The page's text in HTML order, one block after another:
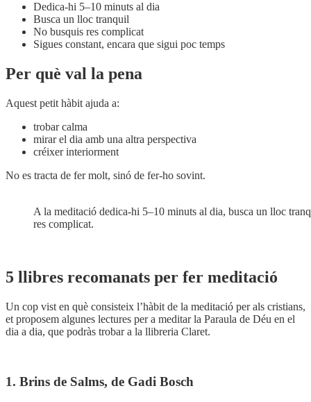
Dedica-hi 5–10 minuts al dia
Busca un lloc tranquil
No busquis res complicat
Sigues constant, encara que sigui poc temps
Per què val la pena
Aquest petit hàbit ajuda a:
trobar calma
mirar el dia amb una altra perspectiva
créixer interiorment
No es tracta de fer molt, sinó de fer-ho sovint.
A la meditació dedica-hi 5–10 minuts al dia, busca un lloc
res complicat.
5 llibres recomanats per fer meditació
Un cop vist en què consisteix l’hàbit de la meditació per als cristians,
et proposem algunes lectures per a meditar la Paraula de Déu en el
dia a dia, que podràs trobar a la llibreria Claret.
1. Brins de Salms, de Gadi Bosch